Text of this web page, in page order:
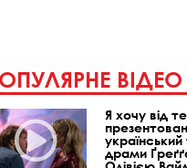
ВІДЕО
Я хочу від
драми